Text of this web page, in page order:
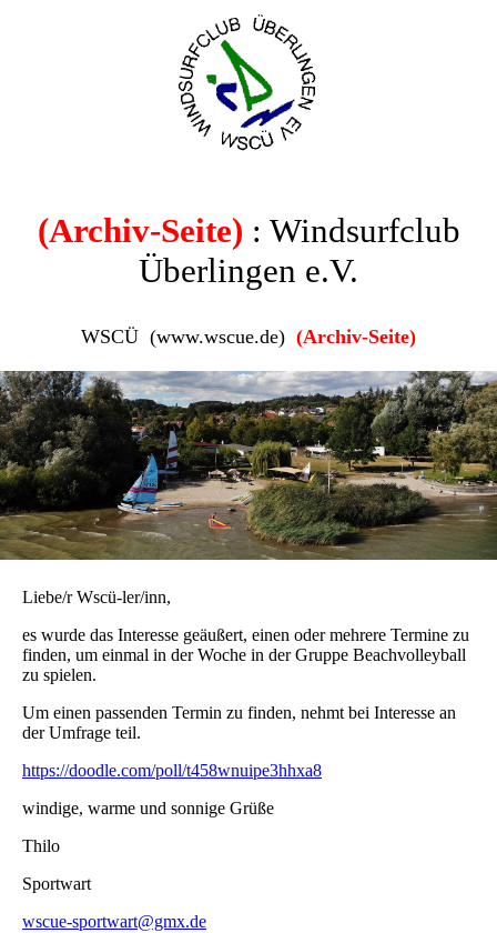
(Archiv-Seite) : Windsurfclub
Überlingen e.V.
WSCÜ (www.wscue.de) (Archiv-Seite)
Liebe/r Wscü-ler/inn,
es wurde das Interesse geäußert, einen oder mehrere Termine zu
finden, um einmal in der Woche in der Gruppe Beachvolleyball
zu spielen.
Um einen passenden Termin zu finden, nehmt bei Interesse an
der Umfrage teil.
https://doodle.com/poll/t458wnuipe3hhxa8
windige, warme und sonnige Grüße
Thilo
Sportwart
wscue-sportwart@gmx.de